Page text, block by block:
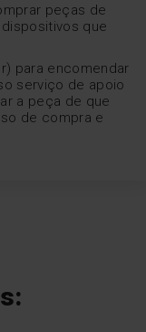
peças de
que
para encomendar
serviço de apoio
a peça de que
de compra e